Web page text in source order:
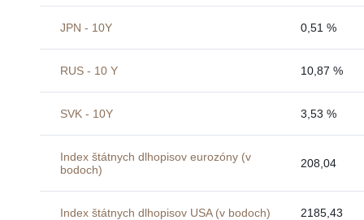
JPN - 10Y 0,51 %
RUS - 10 Y 10,87 %
SVK - 10Y 3,53 %
Index štátnych dlhopisov eurozóny (v
bodoch)
208,04
Index štátnych dlhopisov USA (v bodoch) 2185,43